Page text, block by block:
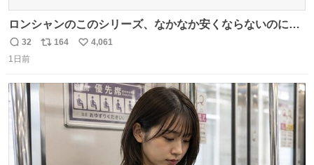
ロンシャンのこのシリーズ、なかなか安くならないのにセ
ール価格になってる🖤✨レザーなのが反則級にかわいい。
持ってるだけでコーデが格上げされる。
返
信
32
リ
数
164
い
数
4,061
1日前